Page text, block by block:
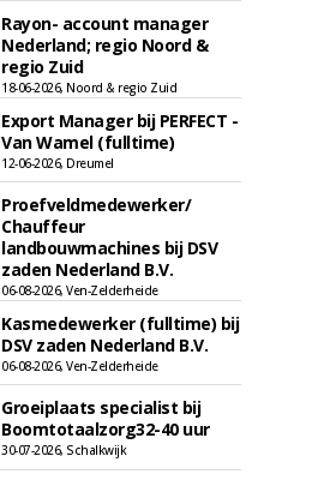
Rayon- account manager
Nederland; regio Noord &
regio Zuid
18-06-2026, Noord & regio Zuid
Export Manager bij PERFECT -
Van Wamel (fulltime)
12-06-2026, Dreumel
Proefveldmedewerker/
Chauffeur
landbouwmachines bij DSV
zaden Nederland B.V.
06-08-2026, Ven-Zelderheide
Kasmedewerker (fulltime) bij
DSV zaden Nederland B.V.
06-08-2026, Ven-Zelderheide
Groeiplaats specialist bij
Boomtotaalzorg32-40 uur
30-07-2026, Schalkwijk